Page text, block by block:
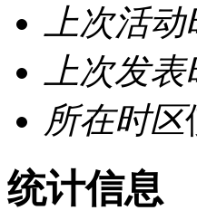
上次活
上次发
所在时区
统计信息